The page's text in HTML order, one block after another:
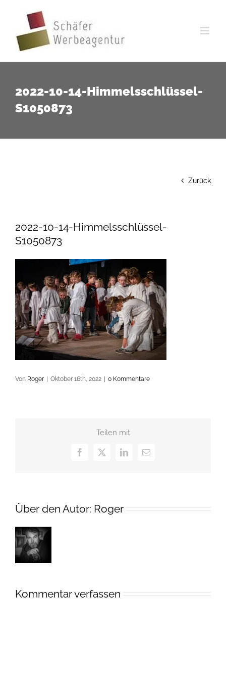
springen
2022-10-14-Himmelsschlüssel-
S1050873
Zurück
2022-10-14-Himmelsschlüssel-
S1050873
Von Roger Oktober 16th, 2022 0 Kommentare
Teilen mit
Facebook
X LinkedIn
E-
Über den Autor: Roger
Kommentar verfassen